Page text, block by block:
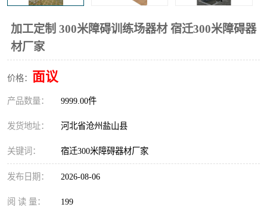
加工定制 300米障碍训练场器材 宿迁300米障碍器
材厂家
价格： 面议
产品数量： 9999.00件
发货地址： 河北省沧州盐山县
关键词： 宿迁300米障碍器材厂家
发布日期： 2026-08-06
阅 读 量： 199